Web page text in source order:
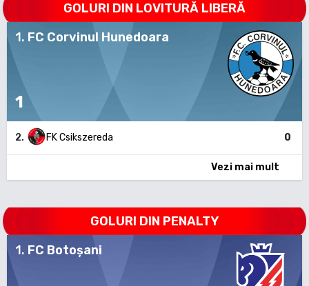
GOLURI DIN LOVITURĂ LIBERĂ
1. FC Corvinul Hunedoara
1
2. FK Csikszereda 0
Vezi mai mult
GOLURI DIN PENALTY
1. FC Botoșani